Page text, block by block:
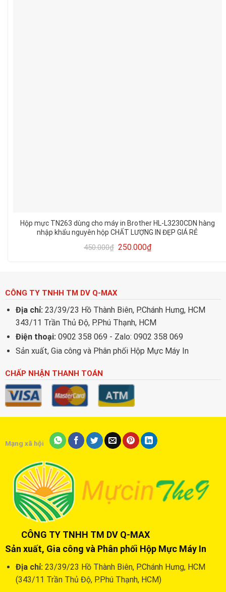
Hộp mực TN263 dùng cho máy in Brother HL-L3230CDN hàng
nhập khẩu nguyên hộp CHẤT LƯỢNG IN ĐẸP GIÁ RẺ
450.000₫ 250.000₫
CÔNG TY TNHH TM DV Q-MAX
Địa chỉ: 23/39/23 Hồ Thành Biên, P.Chánh Hưng, HCM
343/11 Trần Thủ Độ, P.Phú Thạnh, HCM
Điện thoại: 0902 358 069 - Zalo: 0902 358 069
Sản xuất, Gia công và Phân phối Hộp Mực Máy In
CHẤP NHẬN THANH TOÁN
Mạng xã hội
CÔNG TY TNHH TM DV Q-MAX
Sản xuất, Gia công và Phân phối Hộp Mực Máy In
Địa chỉ: 23/39/23 Hồ Thành Biên, P.Chánh Hưng, HCM
(343/11 Trần Thủ Độ, P.Phú Thạnh, HCM)